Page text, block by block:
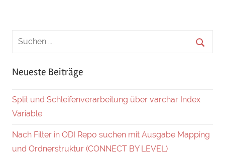
Neueste Beiträge
Split und Schleifenverarbeitung über varchar Index
Variable
Nach Filter in ODI Repo suchen mit Ausgabe Mapping
und Ordnerstruktur (CONNECT BY LEVEL)